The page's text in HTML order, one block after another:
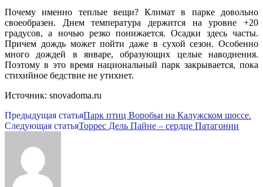
Почему именно теплые вещи? Климат в парке довольно
своеобразен. Днем температура держится на уровне +20
градусов, а ночью резко понижается. Осадки здесь часты.
Причем дождь может пойти даже в сухой сезон. Особенно
много дождей в январе, образующих целые наводнения.
Поэтому в это время национальный парк закрывается, пока
стихийное бедствие не утихнет.
Источник: snovadoma.ru
Предыдущая статьяПарк птиц Воробьи на Калужском шоссе.
Следующая статьяТоррес Дель Пайне – сердце Патагонии